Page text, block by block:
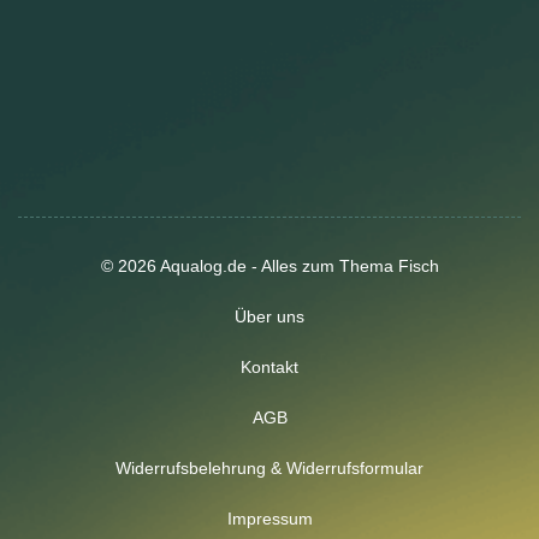
© 2026 Aqualog.de - Alles zum Thema Fisch
Über uns
Kontakt
AGB
Widerrufsbelehrung & Widerrufsformular
Impressum